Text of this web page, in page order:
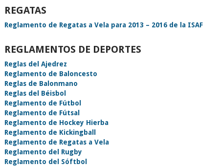
REGATAS
Reglamento de Regatas a Vela para 2013 – 2016 de la ISAF
REGLAMENTOS DE DEPORTES
Reglas del Ajedrez
Reglamento de Baloncesto
Reglas de Balonmano
Reglas del Béisbol
Reglamento de Fútbol
Reglamento de Fútsal
Reglamento de Hockey Hierba
Reglamento de Kickingball
Reglamento de Regatas a Vela
Reglamento del Rugby
Reglamento del Sóftbol